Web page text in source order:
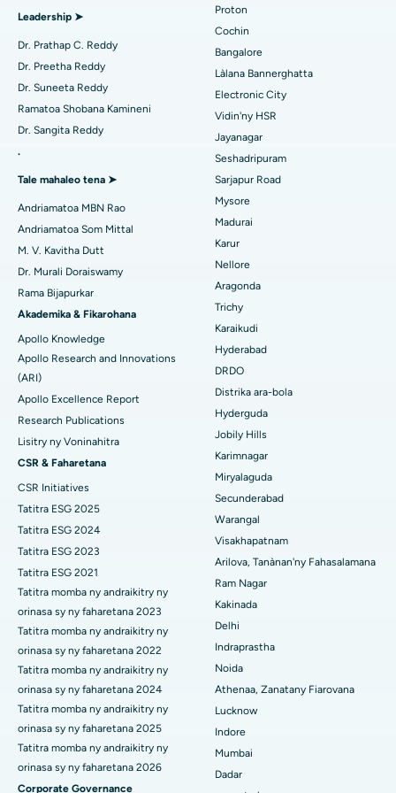
Mitadiava mpitsabo diabeta
Mitadiava Dokotera mpitsabo aretim-
behivavy
Mitadiava Dokotera Jeneraly
Mitadiava Psikology
Mitadiava mpandidy ankapobeny
Hopitaly tsara indrindra ao amin'ny Kovai Road, Karur
Hopitaly tsara indrindra ao Karapakkam, Chennai
Hopitaly tsara indrindra ao Arilova, Vizag
Hopitaly tsara indrindra ao amin'ny Lalana Kanpur, Lucknow
Hopitaly tsara indrindra ao amin'ny Sector-26, Noida
Hopitaly tsara indrindra ao Gandhinagar, Ahmedabad
Hopitaly tsara indrindra ao Aragonda, Andhra Pradesh
Hopitaly tsara indrindra ao amin'ny Bannerghatta Road,
Bangalore
Hopitaly tsara indrindra ao amin'ny Unit-15, Bhubaneswar
Hopitaly tsara indrindra ao amin'ny Seepat Road, Bilaspur
Hopitaly tsara indrindra ao Ellisbridge, Ahmedabad
Hopitaly tsara indrindra ao New Delhi
Hopitaly tsara indrindra ao amin'ny DRDO, Hyderabad
Hopitaly tsara indrindra ao amin'ny GS Road, Guwahati
Hopitaly tsara indrindra ao Hyderguda, Hyderabad
Hopitaly tsara indrindra ao Vijay Nagar, Indore
Hopitaly tsara indrindra ao amin'ny Suryaraopeta Main Road,
Hopitaly tsara indrindra ao amin'ny Canal Circular Road, Kolkata
Hopitaly tsara indrindra ao amin'ny CBD Belapur, Navi Mumbai
Hopitaly tsara indrindra ao Panchavati, Nashik
Hopitaly tsara indrindra ao Secunderabad, Hyderabad
Hopitaly tsara indrindra any Seshadripuram, Bangalore
Fandidiana cardiac invasive kely indrindra
Catheter Ablation
Fanoloana ny soroka
Embolization ny lalan-dra
Fandidiana homamiadana amin'ny nono
Brachytherapy
Colonoscopy
Polypectomy
Fampiroboroboana ny ati-doha
Biopsy voa
Parathyroidectomy
Cytoreductive fandidiana
Fanoloana lohalika manontolo seramika
ERCP
Leadership ➤
Dr. Prathap C. Reddy
Dr. Preetha Reddy
Dr. Suneeta Reddy
Ramatoa Shobana Kamineni
Dr. Sangita Reddy
.
Tale mahaleo tena ➤
Andriamatoa MBN Rao
Andriamatoa Som Mittal
M. V. Kavitha Dutt
Dr. Murali Doraiswamy
Rama Bijapurkar
Akademika & Fikarohana
Apollo Knowledge
Apollo Research and Innovations
(ARI)
Apollo Excellence Report
Research Publications
Lisitry ny Voninahitra
CSR & Faharetana
CSR Initiatives
Tatitra ESG 2025
Tatitra ESG 2024
Tatitra ESG 2023
Tatitra ESG 2021
Tatitra momba ny andraikitry ny
orinasa sy ny faharetana 2023
Tatitra momba ny andraikitry ny
orinasa sy ny faharetana 2022
Tatitra momba ny andraikitry ny
orinasa sy ny faharetana 2024
Tatitra momba ny andraikitry ny
orinasa sy ny faharetana 2025
Tatitra momba ny andraikitry ny
orinasa sy ny faharetana 2026
Corporate Governance
Proton
Cochin
Bangalore
Làlana Bannerghatta
Electronic City
Vidin'ny HSR
Jayanagar
Seshadripuram
Sarjapur Road
Mysore
Madurai
Karur
Nellore
Aragonda
Trichy
Karaikudi
Hyderabad
DRDO
Distrika ara-bola
Hyderguda
Jobily Hills
Karimnagar
Miryalaguda
Secunderabad
Warangal
Visakhapatnam
Arilova, Tanànan'ny Fahasalamana
Ram Nagar
Kakinada
Delhi
Indraprastha
Noida
Athenaa, Zanatany Fiarovana
Lucknow
Indore
Mumbai
Dadar